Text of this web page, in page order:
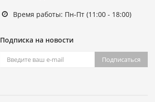
Время работы: Пн-Пт (11:00 - 18:00)
Подписка на новости
Подписаться